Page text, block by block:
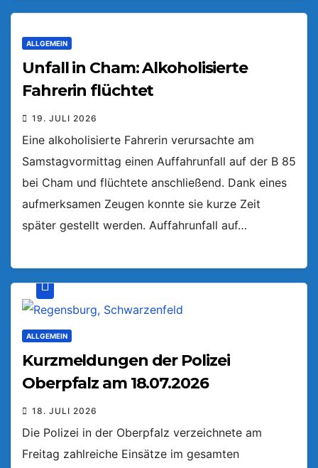
ALLGEMEIN
Unfall in Cham: Alkoholisierte
Fahrerin flüchtet
19. JULI 2026
Eine alkoholisierte Fahrerin verursachte am
Samstagvormittag einen Auffahrunfall auf der B 85
bei Cham und flüchtete anschließend. Dank eines
aufmerksamen Zeugen konnte sie kurze Zeit
später gestellt werden. Auffahrunfall auf…
ALLGEMEIN
Kurzmeldungen der Polizei
Oberpfalz am 18.07.2026
18. JULI 2026
Die Polizei in der Oberpfalz verzeichnete am
Freitag zahlreiche Einsätze im gesamten